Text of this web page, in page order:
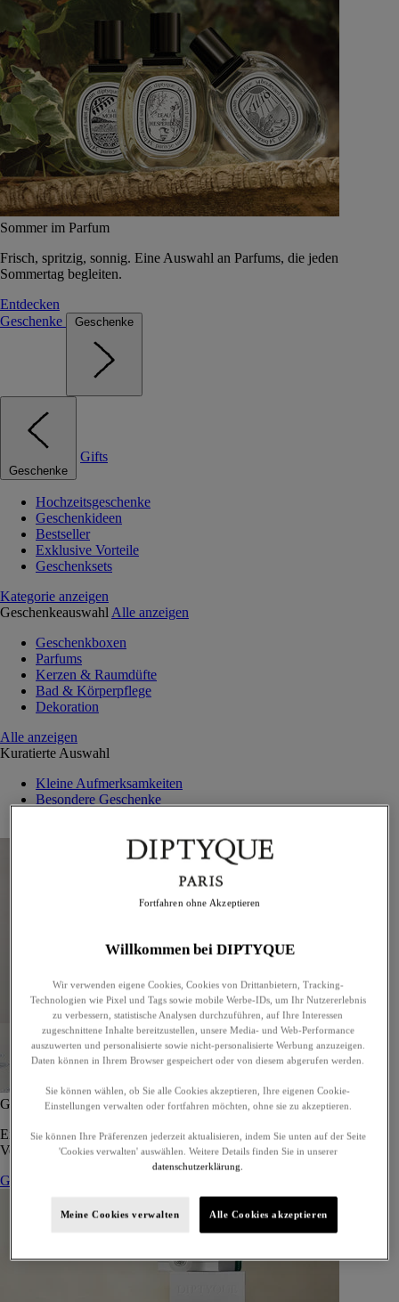
Sommer im Parfum
Frisch, spritzig, sonnig. Eine Auswahl an Parfums, die jeden
Sommertag begleiten.
Entdecken
Geschenke
Geschenke
Geschenke
Gifts
Hochzeitsgeschenke
Geschenkideen
Bestseller
Exklusive Vorteile
Geschenksets
Kategorie anzeigen
Geschenkeauswahl Alle anzeigen
Geschenkboxen
Parfums
Kerzen & Raumdüfte
Bad & Körperpflege
Dekoration
Alle anzeigen
Kuratierte Auswahl
Kleine Aufmerksamkeiten
Besondere Geschenke
Geschenkset mit 5 Eaux de Toilettes - zur Eigenwahl
Ein maßgeschneidertes Geschenkset mit fünf Eaux de Toilette, zum
Verschenken oder für sich selbst.
Geschenkset zusammenstellen
Willkommen bei DIPTYQUE
Wir verwenden eigene Cookies, Cookies von Drittanbietern, Tracking-
Technologien wie Pixel und Tags sowie mobile Werbe-IDs, um Ihr Nutzererlebnis
zu verbessern, statistische Analysen durchzuführen, auf Ihre Interessen
zugeschnittene Inhalte bereitzustellen, unsere Media- und Web-Performance
auszuwerten und personalisierte sowie nicht-personalisierte Werbung anzuzeigen.
Daten können in Ihrem Browser gespeichert oder von diesem abgerufen werden.
Sie können wählen, ob Sie alle Cookies akzeptieren, Ihre eigenen Cookie-
Einstellungen verwalten oder fortfahren möchten, ohne sie zu akzeptieren.
Sie können Ihre Präferenzen jederzeit aktualisieren, indem Sie unten auf der Seite
'Cookies verwalten' auswählen. Weitere Details finden Sie in unserer
datenschutzerklärung.
Meine Cookies verwalten Alle Cookies akzeptieren
Fortfahren ohne Akzeptieren